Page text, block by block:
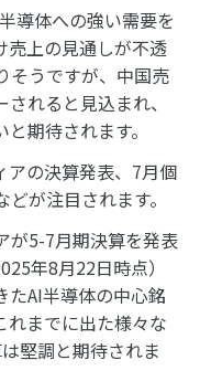
導体への強い需要を
売上の見通しが不透
そうですが、中国売
れると見込まれ、
期待されます。
アの決算発表、7月個
が注目されます。
が5-7月期決算を発表
年8月22日時点）
たAI半導体の中心銘
れまでに出た様々な
堅調と期待されま